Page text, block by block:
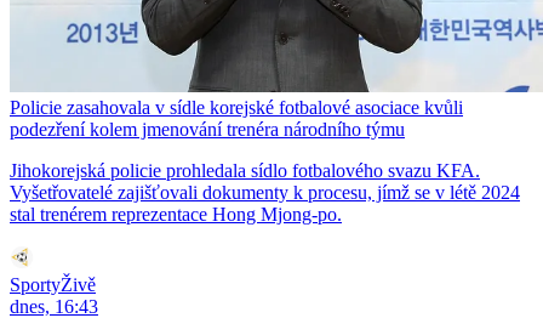
Policie zasahovala v sídle korejské fotbalové asociace kvůli
podezření kolem jmenování trenéra národního týmu
Jihokorejská policie prohledala sídlo fotbalového svazu KFA.
Vyšetřovatelé zajišťovali dokumenty k procesu, jímž se v létě 2024
stal trenérem reprezentace Hong Mjong-po.
SportyŽivě
dnes, 16:43